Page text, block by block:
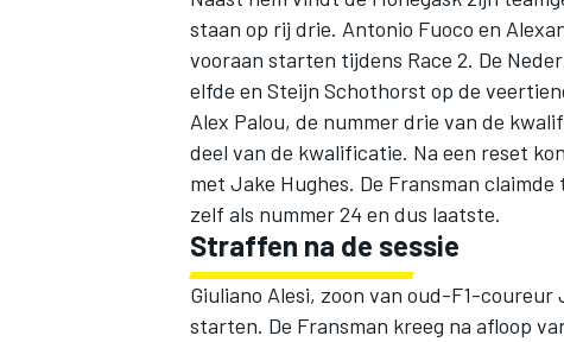
staan op rij drie. Antonio Fuoco en
vooraan starten tijdens Race 2. De
elfde en Steijn Schothorst op de
Alex Palou, de nummer drie van de
deel van de kwalificatie. Na een reset
met Jake Hughes. De Fransman
zelf als nummer 24 en dus laatste.
Straffen na de sessie
Giuliano Alesi, zoon van oud-F1-
starten. De Fransman kreeg na afloop